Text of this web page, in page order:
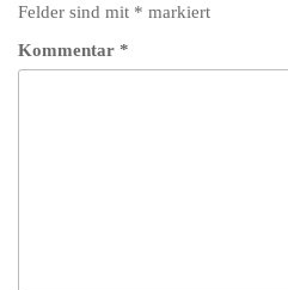
Felder sind mit * markiert
Kommentar *